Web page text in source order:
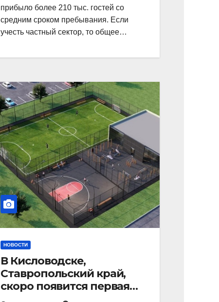
прибыло более 210 тыс. гостей со
средним сроком пребывания. Если
учесть частный сектор, то общее…
НОВОСТИ
В Кисловодске,
Ставропольский край,
скоро появится первая
«умная площадка».